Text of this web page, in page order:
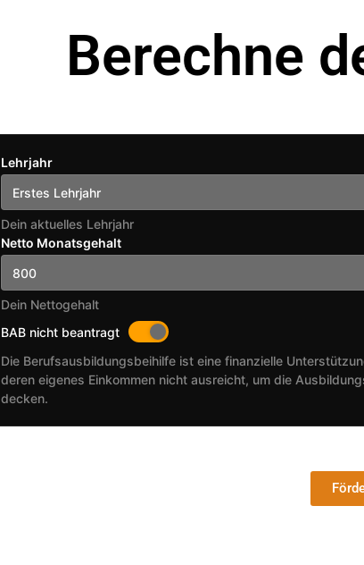
Berechne
Lehrjahr
Erstes Lehrjahr
Dein aktuelles Lehrjahr
Netto Monatsgehalt
Dein Nettogehalt
BAB nicht beantragt
Die Berufsausbildungsbeihilfe ist eine finanzielle
deren eigenes Einkommen nicht ausreicht, um die
decken.